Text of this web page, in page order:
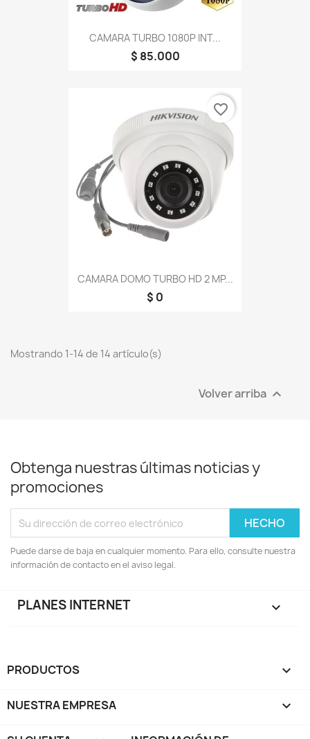
CAMARA TURBO 1080P INT...
$ 85.000
CAMARA DOMO TURBO HD 2 MP...
$ 0
favorite_border
Mostrando 1-14 de 14 artículo(s)
Volver arriba 
Obtenga nuestras últimas noticias y
promociones
Puede darse de baja en cualquier momento. Para ello, consulte nuestra
información de contacto en el aviso legal.
PLANES INTERNET 
PRODUCTOS 
NUESTRA EMPRESA 